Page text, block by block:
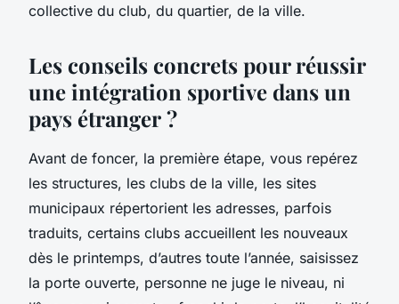
collective du club, du quartier, de la ville.
Les conseils concrets pour réussir
une intégration sportive dans un
pays étranger ?
Avant de foncer, la première étape, vous repérez
les structures, les clubs de la ville, les sites
municipaux répertorient les adresses, parfois
traduits, certains clubs accueillent les nouveaux
dès le printemps, d’autres toute l’année, saisissez
la porte ouverte, personne ne juge le niveau, ni